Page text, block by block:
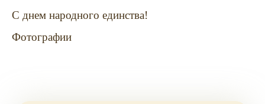
С днем народного единства!
Фотографии